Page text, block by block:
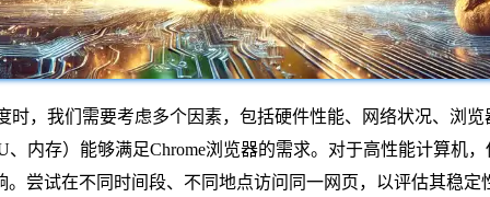
时，我们需要考虑多个因素，包括硬件性能、网络状况、浏
内存）能够满足Chrome浏览器的需求。对于高性能计算机
尝试在不同时间段、不同地点访问同一网页，以评估其稳